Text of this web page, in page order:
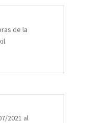
de la
2021 al